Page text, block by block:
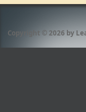
Copyright © 2026 by